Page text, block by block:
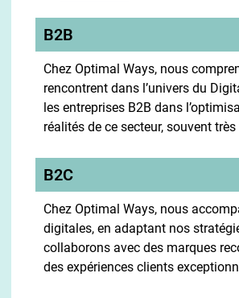
B2B
Chez Optimal Ways, nous
rencontrent dans l’univers du
les entreprises B2B dans
réalités de ce secteur, souvent
B2C
Chez Optimal Ways, nous
digitales, en adaptant nos
collaborons avec des marques
des expériences clients